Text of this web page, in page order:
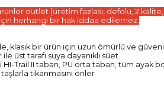
outlet (üretim fazlası, defolu,
herhangi bir hak iddaa edilemez.
klasik bir ürün için uzun ömürlü ve
üst tarafı suya dayanıklı süet.
Trail II taban, PU orta taban, tüm ayak
tıkanmasını önler